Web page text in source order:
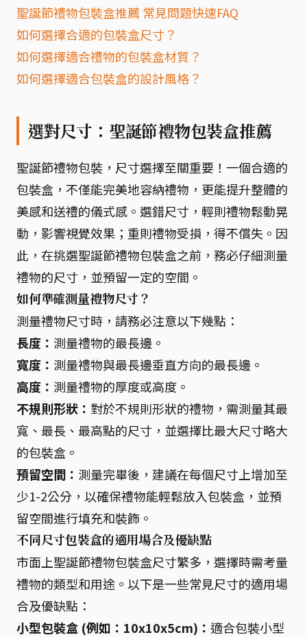
聖誕節禮物包裝盒推薦 常見問題快速FAQ
如何選擇合適的包裝盒尺寸？
如何選擇適合禮物的包裝盒材質？
如何選擇適合包裝盒的設計風格？
選對尺寸：聖誕節禮物包裝盒推薦
聖誕節禮物包裝，尺寸選擇至關重要！一個合適的
包裝盒，不僅能完美地容納禮物，更能提升整體的
美感和送禮的儀式感。選錯尺寸，輕則禮物鬆動晃
動，影響視覺效果；重則禮物受損，得不償失。因
此，在挑選聖誕節禮物包裝盒之前，務必仔細測量
禮物的尺寸，並預留一定的空間。
如何準確測量禮物尺寸？
測量禮物尺寸時，請務必注意以下幾點：
長度： 測量禮物的最長邊。
寬度： 測量禮物與最長邊垂直方向的最長邊。
高度： 測量禮物的厚度或高度。
不規則形狀： 對於不規則形狀的禮物，需測量其最
寬、最長、最高點的尺寸，並選擇比最大尺寸略大
的包裝盒。
預留空間： 測量完畢後，建議在每個尺寸上增加至
少1-2公分，以確保禮物能輕鬆放入包裝盒，並預
留空間進行填充和裝飾。
不同尺寸包裝盒的適用場合及優缺點
市面上聖誕節禮物包裝盒尺寸繁多，選擇時需考量
禮物的類型和用途。以下是一些常見尺寸的適用場
合及優缺點：
小型包裝盒 (例如：10x10x5cm)： 適合包裝小型